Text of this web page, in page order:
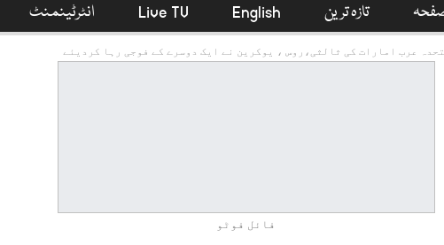
تازہ ترین English
Live TV انٹرٹینمنٹ
عرب امارات کی ثالثی،روس ، یوکرین نے ایک دوسرے کے فوجی رہا کردیئے
فائل فوٹو